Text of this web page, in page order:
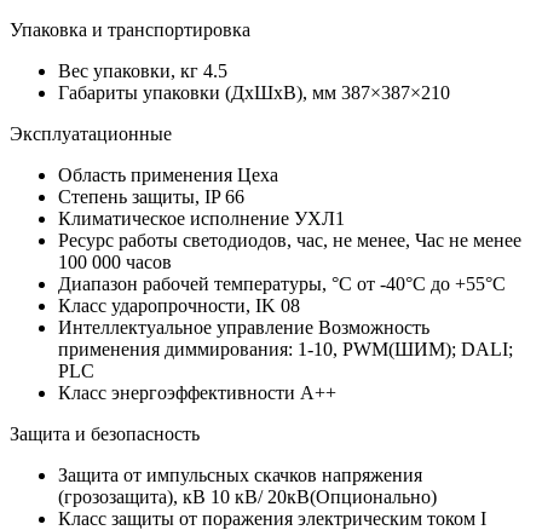
Упаковка и транспортировка
Вес упаковки, кг 4.5
Габариты упаковки (ДхШхВ), мм 387×387×210
Эксплуатационные
Область применения Цеха
Степень защиты, IP66
Климатическое исполнение УХЛ1
Ресурс работы светодиодов, час, не менее, Час не менее
100 000 часов
Диапазон рабочей температуры, °С от -40°C до +55°C
Класс ударопрочности, IK 08
Интеллектуальное управление Возможность
применения диммирования: 1-10, PWM(ШИМ); DALI;
PLC
Класс энергоэффективности A++
Защита и безопасность
Защита от импульсных скачков напряжения
(грозозащита), кВ 10 кВ/ 20кВ(Опционально)
Класс защиты от поражения электрическим током I